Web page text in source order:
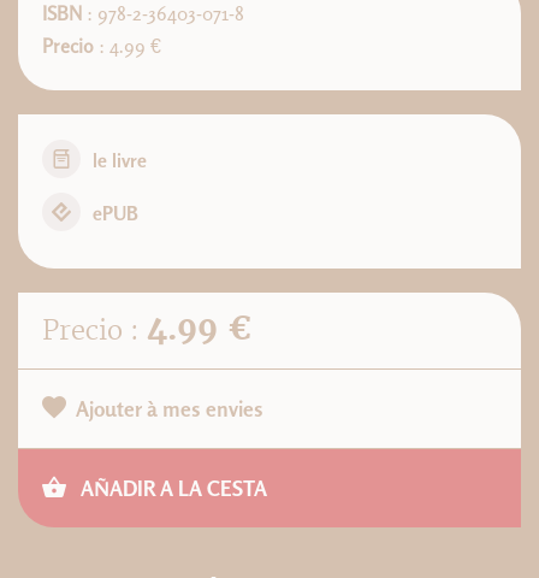
ISBN : 978-2-36403-071-8
Precio : 4.99 €
le livre
ePUB
Precio : 4.99 €
Ajouter à mes envies
AÑADIR A LA CESTA